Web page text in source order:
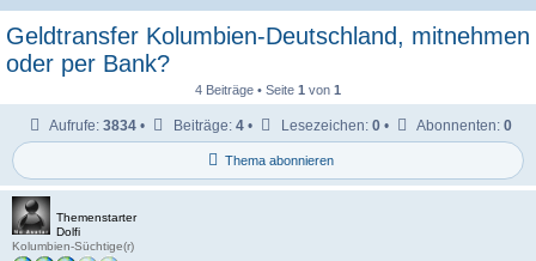
Geldtransfer Kolumbien-Deutschland, mitnehmen
oder per Bank?
4 Beiträge • Seite 1 von 1
Thema abonnieren
Aufrufe: 3834• Beiträge: 4• Lesezeichen: 0• Abonnenten: 0
Themenstarter
Dolfi
Kolumbien-Süchtige(r)